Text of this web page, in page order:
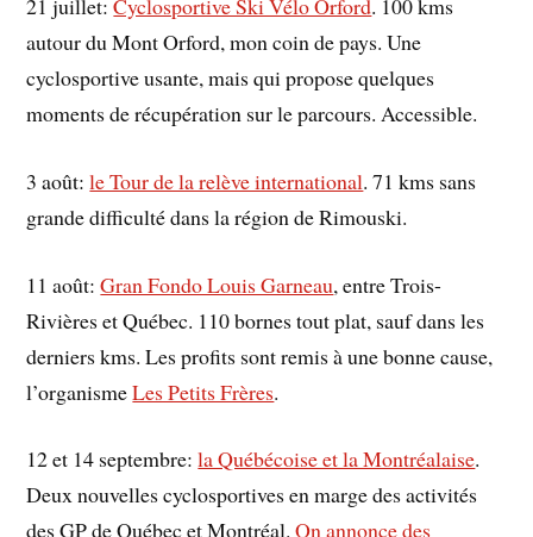
21 juillet:Cyclosportive Ski Vélo Orford. 100 kms
autour du Mont Orford, mon coin de pays. Une
cyclosportive usante, mais qui propose quelques
moments de récupération sur le parcours. Accessible.
3 août:le Tour de la relève international. 71 kms sans
grande difficulté dans la région de Rimouski.
11 août:Gran Fondo Louis Garneau, entre Trois-
Rivières et Québec. 110 bornes tout plat, sauf dans les
derniers kms. Les profits sont remis à une bonne cause,
l’organismeLes Petits Frères.
12 et 14 septembre:la Québécoise et la Montréalaise.
Deux nouvelles cyclosportives en marge des activités
des GP de Québec et Montréal.On annonce des